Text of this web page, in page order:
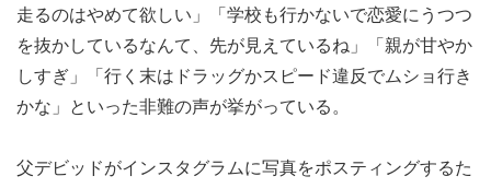
走るのはやめて欲しい」「学校も行かないで恋愛にうつつ
を抜かしているなんて、先が見えているね」「親が甘やか
しすぎ」「行く末はドラッグかスピード違反でムショ行き
かな」といった非難の声が挙がっている。
父デビッドがインスタグラムに写真をポスティングするた